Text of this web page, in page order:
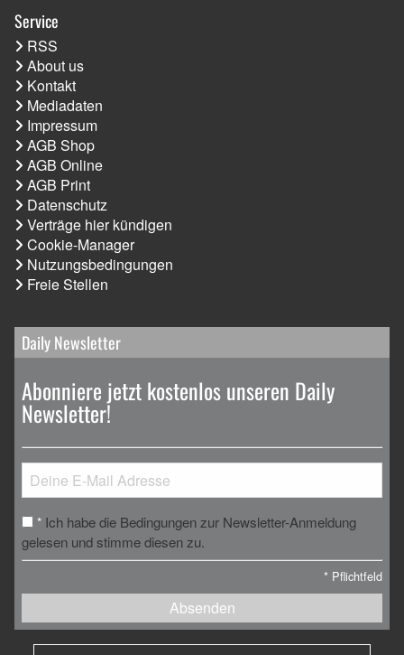
Service
RSS
About us
Kontakt
Mediadaten
Impressum
AGB Shop
AGB Online
AGB Print
Datenschutz
Verträge hier kündigen
Cookie-Manager
Nutzungsbedingungen
Freie Stellen
Daily Newsletter
Abonniere jetzt kostenlos unseren Daily
Newsletter!
* Ich habe die Bedingungen zur Newsletter-Anmeldung
gelesen und stimme diesen zu.
* Pflichtfeld
Absenden